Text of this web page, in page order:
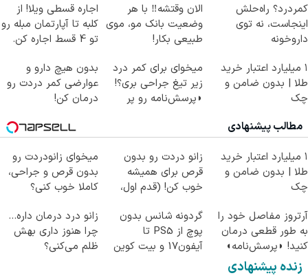
کمردرد؟ راه‌حلش
اینجاست، نه توی
داروخونه
الان وقتشه‼️ با هر
وضعیت بانک مو، موی
طبیعی بکار!
اجاره‌ قسطی ویلا! از
کلبه تا آپارتمان مبله رو
تو 4 قسط اجاره کن.
۱ میلیارد اعتبار خرید
طلا | بدون ضامن و
چک
میخوای برای کمر درد
زیر تیغ جراحی بری؟!
◗پرسش‌نامه رو پر
بدون هیچ دارو و
عوارضی کمر دردت رو
درمان کن!
مطالب پیشنهادی
۱ میلیارد اعتبار خرید
طلا | بدون ضامن و
چک
زانو دردت رو بدون
قرص برای همیشه
خوب کن! (قدم اول،
میخوای زانودردت رو
بدون قرص و جراحی،
کاملا خوب کنی؟
آرتروز مفاصل خود را
به طور قطعی درمان
کنید! ◗پرسش‌نامه◖
گردونه شانس بدون
پوچ از PS5 تا
آیفون17 و بیت کوین
زانو درد درمان داره…
چرا هنوز داری بهش
ظلم می‌کنی؟
زنده پیشنهادی